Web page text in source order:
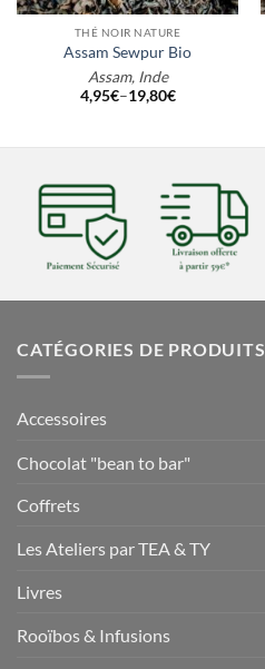
THÉ NOIR NATURE
Assam Sewpur Bio
Assam, Inde
4,95€–19,80€
CATÉGORIES DE PRODUITS
Accessoires
Chocolat "bean to bar"
Coffrets
Les Ateliers par TEA & TY
Livres
Rooïbos & Infusions